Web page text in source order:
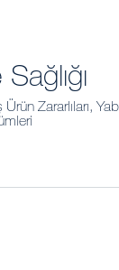
Zararlıları,